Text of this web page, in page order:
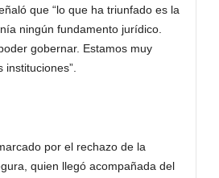
que “lo que ha triunfado es la
ningún fundamento jurídico.
gobernar. Estamos muy
por el rechazo de la
quien llegó acompañada del